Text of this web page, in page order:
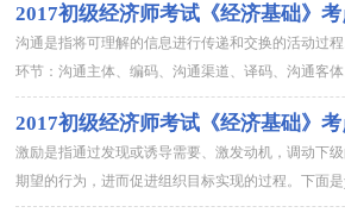
2017初级经济师考试《经济基础》
沟通是指将可理解的信息进行传递和交换的活动过
环节：沟通主体、编码、沟通渠道、译码、沟通客体
2017初级经济师考试《经济基础》
激励是指通过发现或诱导需要、激发动机，调动下
期望的行为，进而促进组织目标实现的过程。下面
于激励的知识，欢迎阅读。 (一)激励与人类行为模